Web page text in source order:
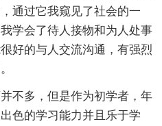
通过它我窥见了社会的一
学会了待人接物和为人处事
好的与人交流沟通，有强烈
不多，但是作为初学者，年
色的学习能力并且乐于学